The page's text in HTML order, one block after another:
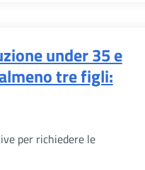
under 35 e
tre figli:
per richiedere le